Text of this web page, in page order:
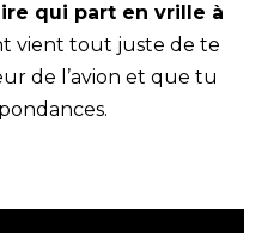
qui part en vrille à
vient tout juste de te
de l’avion et que tu